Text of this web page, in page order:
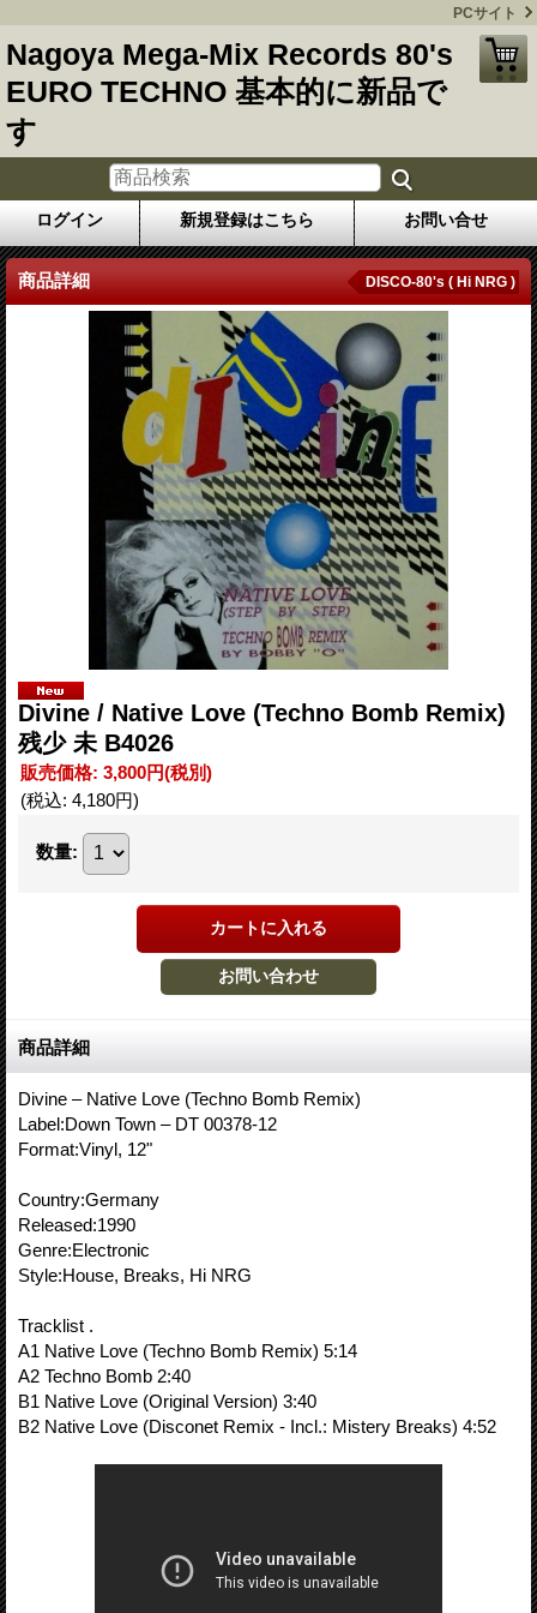
PCサイト
Nagoya Mega-Mix Records 80's
EURO TECHNO 基本的に新品で
す
ログイン 新規登録はこちら お問い合せ
商品詳細 DISCO-80's ( Hi NRG )
Divine ‎/ Native Love (Techno Bomb Remix)
残少 未 B4026
販売価格: 3,800円(税別)
(税込: 4,180円)
数量:
商品詳細
Divine ‎– Native Love (Techno Bomb Remix)
Label:Down Town – DT 00378-12
Format:Vinyl, 12"
Country:Germany
Released:1990
Genre:Electronic
Style:House, Breaks, Hi NRG
Tracklist .
A1 Native Love (Techno Bomb Remix) 5:14
A2 Techno Bomb 2:40
B1 Native Love (Original Version) 3:40
B2 Native Love (Disconet Remix - Incl.: Mistery Breaks) 4:52